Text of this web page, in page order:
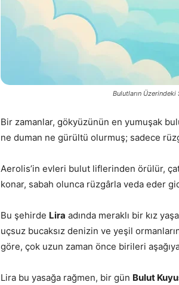
Bulutların
Bir zamanlar, gökyüzünün en yumuşak
ne duman ne gürültü olurmuş; sadece
Aerolis’in evleri bulut liflerinden örülür,
konar, sabah olunca rüzgârla veda eder
Bu şehirde Lira adında meraklı bir kız
uçsuz bucaksız denizin ve yeşil
göre, çok uzun zaman önce birileri
Lira bu yasağa rağmen, bir gün Bulut